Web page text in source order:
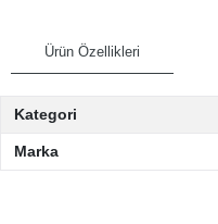
Ürün Özellikleri
Kategori
Marka